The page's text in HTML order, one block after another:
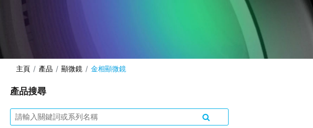
主頁 產品 顯微鏡 金相顯微鏡
產品搜尋